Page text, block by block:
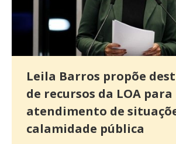
Leila Barros propõe
de recursos da LOA para
atendimento de
calamidade pública